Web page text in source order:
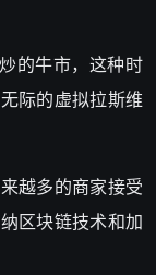
的牛市，这种时
际的虚拟拉斯维
越多的商家接受
区块链技术和加